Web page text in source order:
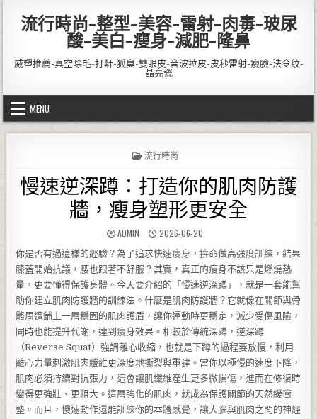
流行時尚-整型-美容-雷射-肉毒-玻尿
酸-美白-瘦身-減肥-隆鼻
威塑推薦-真空除毛-打鼾-狐臭-雙眼皮-音波拉皮-皮秒雷射-瘦臉-法令紋-
晶亮瓷
MENU
POSTED IN
流行時尚
慢速逆深蹲：打造你的肌肉防護
牆，瘦身塑形更安全
AUTHOR:
ADMIN PUBLISHED DATE:
2026-06-20
你是否有過這樣的經驗？為了追求快速瘦身，拚命做高強度訓練，結果
膝蓋開始抗議，腰也跟著不舒服？其實，真正的瘦身不該只是燃燒熱
量，更要懂得保護身體。今天要介紹的「慢速逆深蹲」，就是一套能幫
助你建立肌肉防護牆的訓練法。什麼是肌肉防護牆？它就像在關節與骨
骼周遭鋪上一層穩固的肌肉護盾，讓你運動時更穩定，減少受傷風險，
同時也能提升代謝，達到瘦身效果。相較於傳統深蹲，逆深蹲
（Reverse Squat）強調離心收縮，也就是下蹲的過程要放慢，利用
離心力量刺激肌肉纖維更深度地撕裂與重建。當你以極慢的速度下降，
肌肉必須持續對抗張力，這會讓肌纖維產生更多微損傷，進而在修復時
變得更強壯、更粗大。這層強化的肌肉，就成為保護關節的天然緩衝
墊。而且，慢速動作還能訓練你的本體感覺，讓大腦與肌肉之間的神經